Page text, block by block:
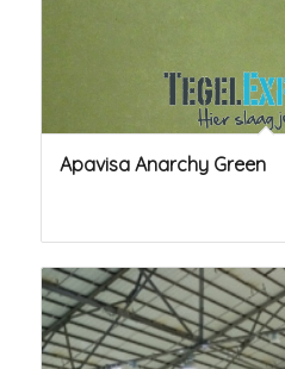
Apavisa Anarchy Green